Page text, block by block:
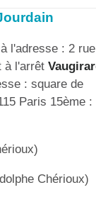
l'adresse : 2 rue
à l'arrêt
: square de
Paris 15ème :